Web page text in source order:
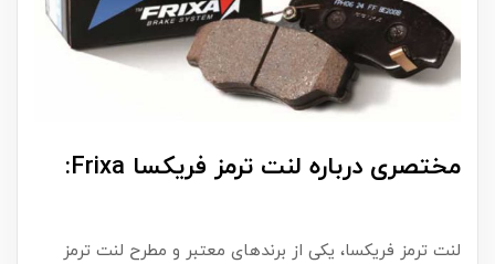
مختصری درباره لنت ترمز فریکسا Frixa:
لنت ترمز فریکسا، یکی از برندهای معتبر و مطرح لنت ترمز